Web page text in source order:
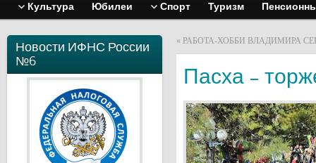
Культура Юбилеи Спорт Туризм
Новости ИФНС России
№6
« РАБОТА-ХОББИ ВЛАДИМИРА
Пасха –